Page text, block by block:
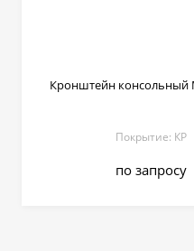
Кронштейн консольный
Покрытие: КР
по запросу